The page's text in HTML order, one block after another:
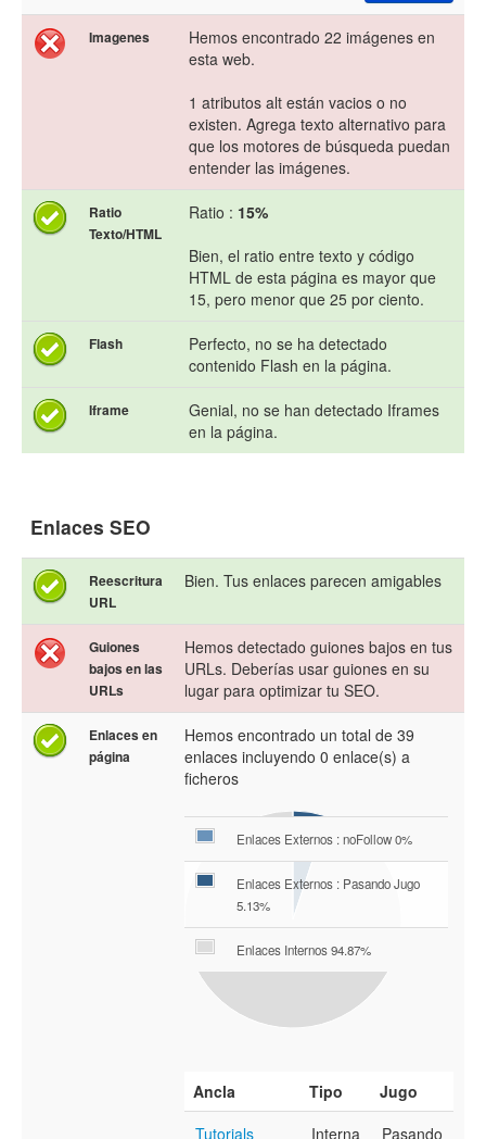
Imagenes
Hemos encontrado 22 imágenes en
esta web.
1 atributos alt están vacios o no
existen. Agrega texto alternativo para
que los motores de búsqueda puedan
entender las imágenes.
Ratio
Texto/HTML
Ratio : 15%
Bien, el ratio entre texto y código
HTML de esta página es mayor que
15, pero menor que 25 por ciento.
Flash
Perfecto, no se ha detectado
contenido Flash en la página.
Iframe
Genial, no se han detectado Iframes
en la página.
Enlaces SEO
Reescritura
URL
Bien. Tus enlaces parecen amigables
Guiones
bajos en las
URLs
Hemos detectado guiones bajos en tus
URLs. Deberías usar guiones en su
lugar para optimizar tu SEO.
Enlaces en
página
Hemos encontrado un total de 39
enlaces incluyendo 0 enlace(s) a
ficheros
Enlaces Externos : noFollow 0%
Enlaces Externos : Pasando Jugo
5.13%
Enlaces Internos 94.87%
Ancla Tipo
Jugo
Tutorials
Interna Pasando